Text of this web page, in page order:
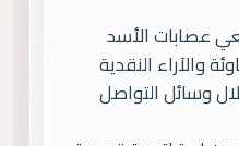
عصابات الأسد
والآراء النقدية
وسائل التواصل